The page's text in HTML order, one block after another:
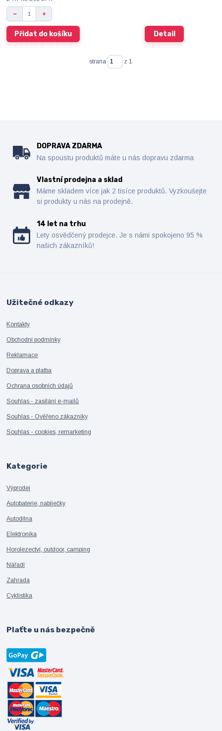
Přidat do košíku Detail
strana z 1
DOPRAVA ZDARMA
Na spoustu produktů máte u nás dopravu zdarma
Vlastní prodejna a sklad
Máme skladem více jak 2 tisíce produktů. Vyzkoušejte
si produkty u nás na prodejně.
14 let na trhu
Lety osvědčený prodejce. Je s námi spokojeno 95 %
našich zákazníků!
Užitečné odkazy
Kontakty
Obchodní podmínky
Reklamace
Doprava a platba
Ochrana osobních údajů
Souhlas - zasílání e-mailů
Souhlas - Ověřeno zákazníky
Souhlas - cookies, remarketing
Kategorie
Výprodej
Autobaterie, nabíječky
Autodílna
Elektronika
Horolezectví, outdoor, camping
Nářadí
Zahrada
Cyklistika
Plaťte u nás bezpečně